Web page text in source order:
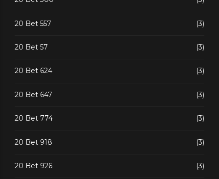
20 Bet 557 (3)
20 Bet 57 (3)
20 Bet 624 (3)
20 Bet 647 (3)
20 Bet 774 (3)
20 Bet 918 (3)
20 Bet 926 (3)